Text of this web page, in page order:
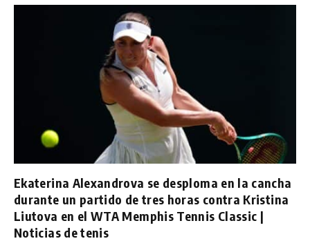
Ekaterina Alexandrova se desploma en la cancha
durante un partido de tres horas contra Kristina
Liutova en el WTA Memphis Tennis Classic |
Noticias de tenis